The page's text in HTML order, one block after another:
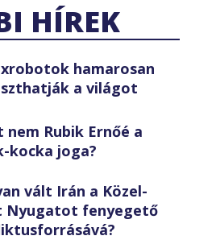
HÍREK
hamarosan
a világot
nem Rubik Ernőé a
kocka joga?
vált Irán a Közel-
Nyugatot fenyegető